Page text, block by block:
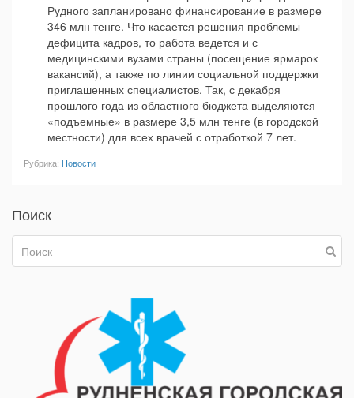
Рудного запланировано финансирование в размере
346 млн тенге. Что касается решения проблемы
дефицита кадров, то работа ведется и с
медицинскими вузами страны (посещение ярмарок
вакансий), а также по линии социальной поддержки
приглашенных специалистов. Так, с декабря
прошлого года из областного бюджета выделяются
«подъемные» в размере 3,5 млн тенге (в городской
местности) для всех врачей с отработкой 7 лет.
Рубрика: Новости
Поиск